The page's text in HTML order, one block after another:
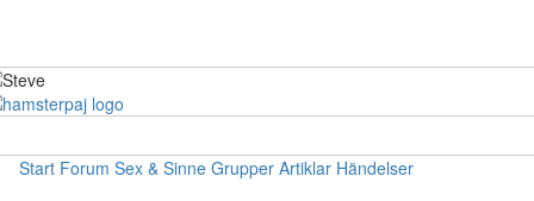
Start Forum Sex & Sinne Grupper Artiklar Händelser